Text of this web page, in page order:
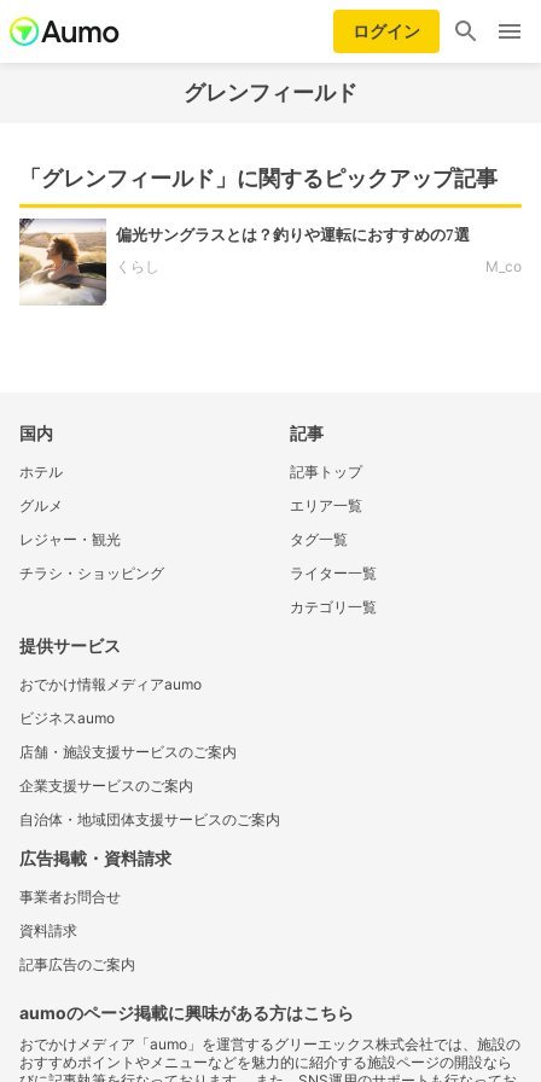
ログイン
グレンフィールド
「グレンフィールド」に関するピックアップ記事
偏光サングラスとは？釣りや運転におすすめの7選
くらし
M_co
国内
ホテル
グルメ
レジャー・観光
チラシ・ショッピング
記事
記事トップ
エリア一覧
タグ一覧
ライター一覧
カテゴリ一覧
提供サービス
おでかけ情報メディアaumo
ビジネスaumo
店舗・施設支援サービスのご案内
企業支援サービスのご案内
自治体・地域団体支援サービスのご案内
広告掲載・資料請求
事業者お問合せ
資料請求
記事広告のご案内
aumoのページ掲載に興味がある方はこちら
おでかけメディア「aumo」を運営するグリーエックス株式会社では、施設の
おすすめポイントやメニューなどを魅力的に紹介する施設ページの開設なら